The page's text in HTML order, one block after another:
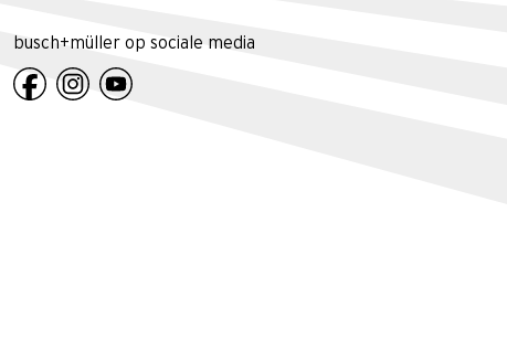
busch+müller op sociale media